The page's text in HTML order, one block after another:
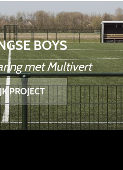
BOYS
met Multivert
PROJECT